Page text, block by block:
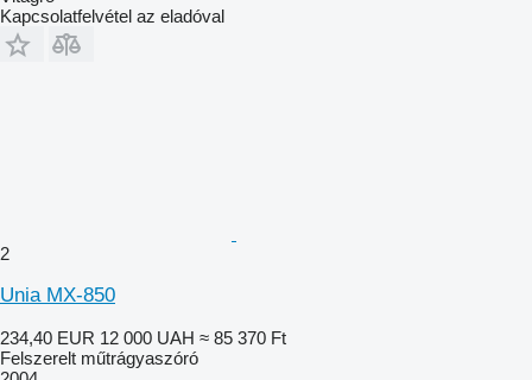
Kapcsolatfelvétel az eladóval
2
Unia MX-850
234,40 EUR 12 000 UAH ≈ 85 370 Ft
Felszerelt műtrágyaszóró